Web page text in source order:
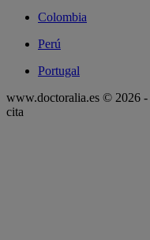
Colombia
Perú
Portugal
www.doctoralia.es © 2026 -
cita